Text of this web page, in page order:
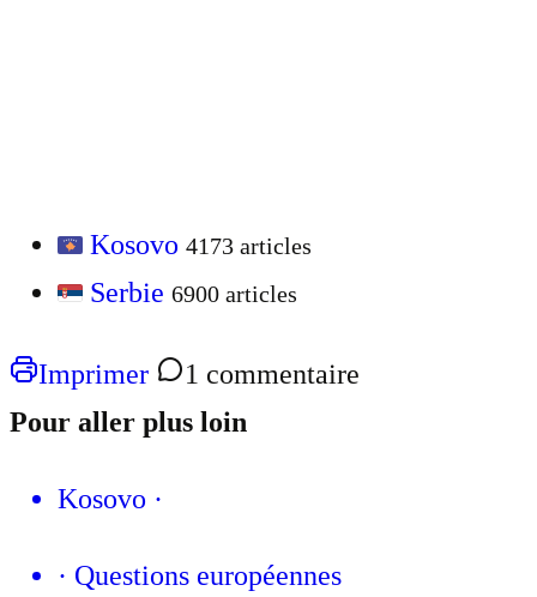
Kosovo 4173 articles
Serbie 6900 articles
Imprimer
1 commentaire
Pour aller plus loin
Kosovo ·
· Questions européennes